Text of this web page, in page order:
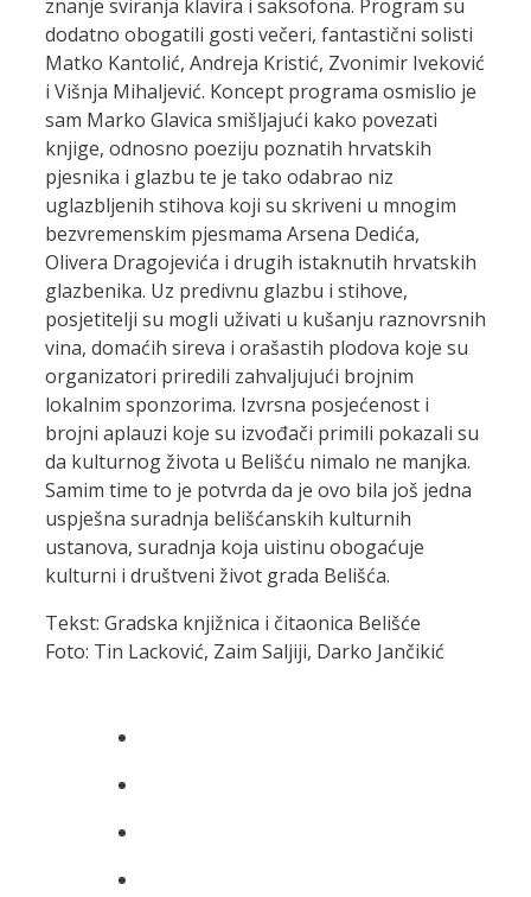
znanje sviranja klavira i saksofona. Program su
dodatno obogatili gosti večeri, fantastični solisti
Matko Kantolić, Andreja Kristić, Zvonimir Iveković
i Višnja Mihaljević. Koncept programa osmislio je
sam Marko Glavica smišljajući kako povezati
knjige, odnosno poeziju poznatih hrvatskih
pjesnika i glazbu te je tako odabrao niz
uglazbljenih stihova koji su skriveni u mnogim
bezvremenskim pjesmama Arsena Dedića,
Olivera Dragojevića i drugih istaknutih hrvatskih
glazbenika. Uz predivnu glazbu i stihove,
posjetitelji su mogli uživati u kušanju raznovrsnih
vina, domaćih sireva i orašastih plodova koje su
organizatori priredili zahvaljujući brojnim
lokalnim sponzorima. Izvrsna posjećenost i
brojni aplauzi koje su izvođači primili pokazali su
da kulturnog života u Belišću nimalo ne manjka.
Samim time to je potvrda da je ovo bila još jedna
uspješna suradnja belišćanskih kulturnih
ustanova, suradnja koja uistinu obogaćuje
kulturni i društveni život grada Belišća.
Tekst: Gradska knjižnica i čitaonica Belišće
Foto: Tin Lacković, Zaim Saljiji, Darko Jančikić